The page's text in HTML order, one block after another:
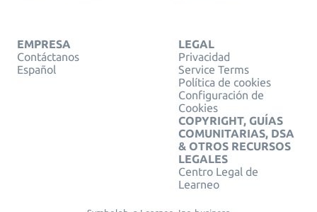
EMPRESA
Contáctanos
Español
LEGAL
Privacidad
Service Terms
Política de cookies
Configuración de
Cookies
COPYRIGHT, GUÍAS
COMUNITARIAS, DSA
& OTROS RECURSOS
LEGALES
Centro Legal de
Learneo